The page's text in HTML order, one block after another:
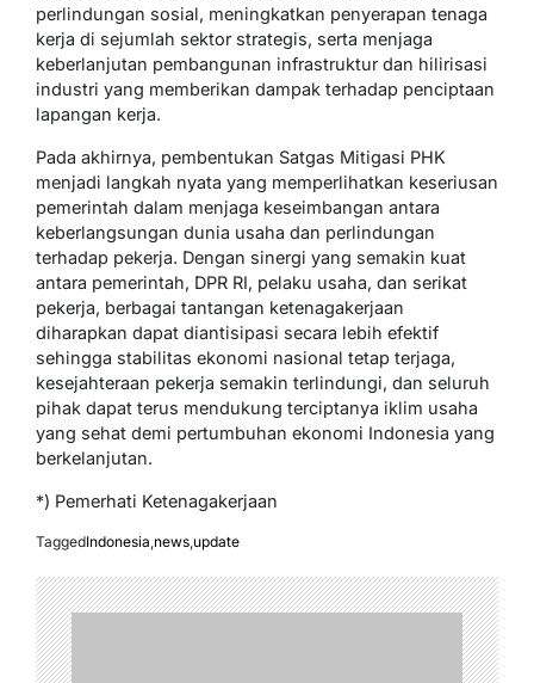
perlindungan sosial, meningkatkan penyerapan tenaga
kerja di sejumlah sektor strategis, serta menjaga
keberlanjutan pembangunan infrastruktur dan hilirisasi
industri yang memberikan dampak terhadap penciptaan
lapangan kerja.
Pada akhirnya, pembentukan Satgas Mitigasi PHK
menjadi langkah nyata yang memperlihatkan keseriusan
pemerintah dalam menjaga keseimbangan antara
keberlangsungan dunia usaha dan perlindungan
terhadap pekerja. Dengan sinergi yang semakin kuat
antara pemerintah, DPR RI, pelaku usaha, dan serikat
pekerja, berbagai tantangan ketenagakerjaan
diharapkan dapat diantisipasi secara lebih efektif
sehingga stabilitas ekonomi nasional tetap terjaga,
kesejahteraan pekerja semakin terlindungi, dan seluruh
pihak dapat terus mendukung terciptanya iklim usaha
yang sehat demi pertumbuhan ekonomi Indonesia yang
berkelanjutan.
*) Pemerhati Ketenagakerjaan
TaggedIndonesia news update